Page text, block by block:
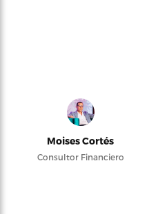
Moises Cortés
Consultor Financiero